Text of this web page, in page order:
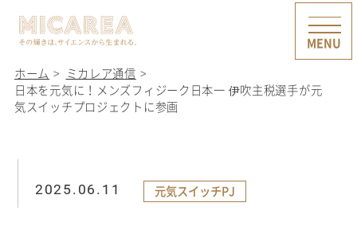
ホーム
ミカレア通信
日本を元気に！メンズフィジーク日本一 伊吹主税選手が元
気スイッチプロジェクトに参画
2025.06.11 元気スイッチPJ